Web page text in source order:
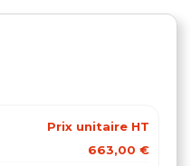
Prix unitaire HT
663,00 €